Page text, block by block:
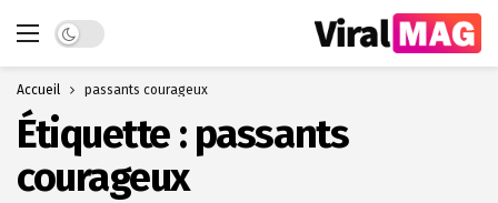
Dark mode
Accueil passants courageux
Étiquette : passants
courageux